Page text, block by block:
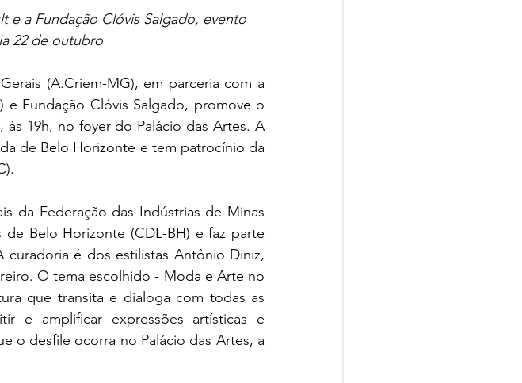
e a Fundação Clóvis Salgado, evento
22 de outubro
(A.Criem-MG), em parceria com a
e Fundação Clóvis Salgado, promove o
19h, no foyer do Palácio das Artes. A
de Belo Horizonte e tem patrocínio da
da Federação das Indústrias de Minas
Belo Horizonte (CDL-BH) e faz parte
é dos estilistas Antônio Diniz,
O tema escolhido - Moda e Arte no
que transita e dialoga com todas as
e amplificar expressões artísticas e
o desfile ocorra no Palácio das Artes, a